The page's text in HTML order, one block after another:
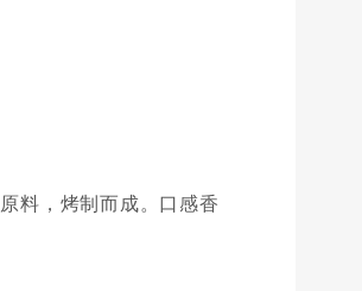
料，烤制而成。口感香